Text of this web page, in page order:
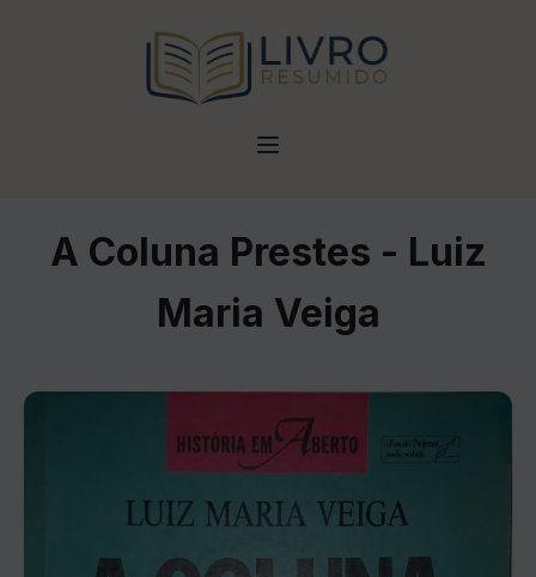
A Coluna Prestes - Luiz
Maria Veiga